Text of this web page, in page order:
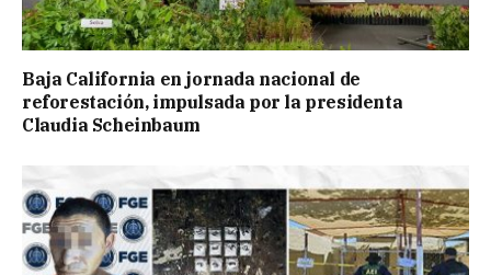
Baja California en jornada nacional de
reforestación, impulsada por la presidenta
Claudia Scheinbaum